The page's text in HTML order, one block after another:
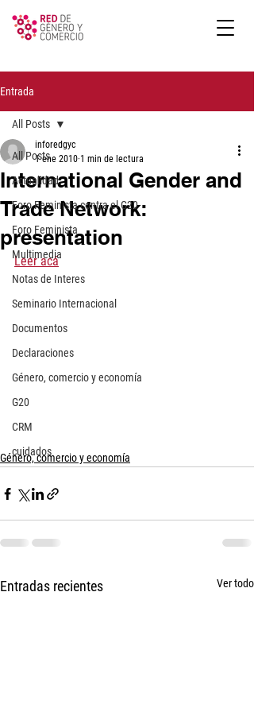
Entrada
All Posts
Actualidad
Foro Feminista contra el G20
Foro Feminista
Multimedia
Notas de Interes
Seminario Internacional
Documentos
Declaraciones
Género, comercio y economía
G20
CRM
cuidados
All Posts
International Gender and
Trade Network:
presentation
inforedgyc
1 ene 2010 1 min de lectura
Leer acá
Género, comercio y economía
Entradas recientes Ver todo